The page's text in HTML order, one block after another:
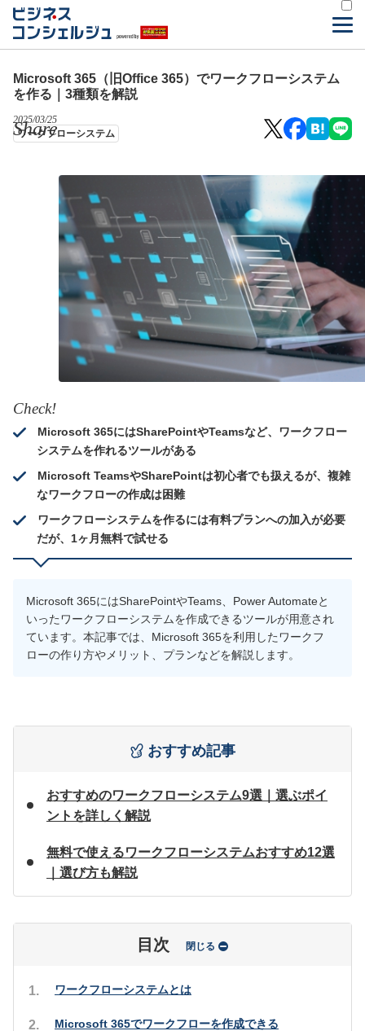
Microsoft 365（旧Office 365）でワークフローシステム
を作る｜3種類を解説
2025/03/25
ワークフローシステム
Share
Check!
Microsoft 365にはSharePointやTeamsなど、ワークフロー
システムを作れるツールがある
Microsoft TeamsやSharePointは初心者でも扱えるが、複雑
なワークフローの作成は困難
ワークフローシステムを作るには有料プランへの加入が必要
だが、1ヶ月無料で試せる
Microsoft 365にはSharePointやTeams、Power Automateと
いったワークフローシステムを作成できるツールが用意され
ています。本記事では、Microsoft 365を利用したワークフ
ローの作り方やメリット、プランなどを解説します。
おすすめ記事
おすすめのワークフローシステム9選｜選ぶポイ
ントを詳しく解説
無料で使えるワークフローシステムおすすめ12選
｜選び方も解説
目次 閉じる
ワークフローシステムとは
Microsoft 365でワークフローを作成できる